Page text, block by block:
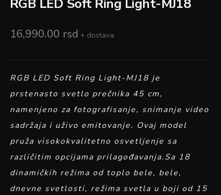
RGB LED Soft Ring Light-MJ18
16,990.00 rsd + dostava
RGB LED Soft Ring Light-MJ18 je
prstenasto svetlo prečnika 45 cm,
namenjeno za fotografisanje, snimanje video
sadržaja i uživo emitovanje. Ovaj model
pruža visokokvalitetno osvetljenje sa
različitim opcijama prilagođavanja.Sa 18
dinamičkih režima od toplo bele, bele,
dnevne svetlosti, režima svetla u boji od 15